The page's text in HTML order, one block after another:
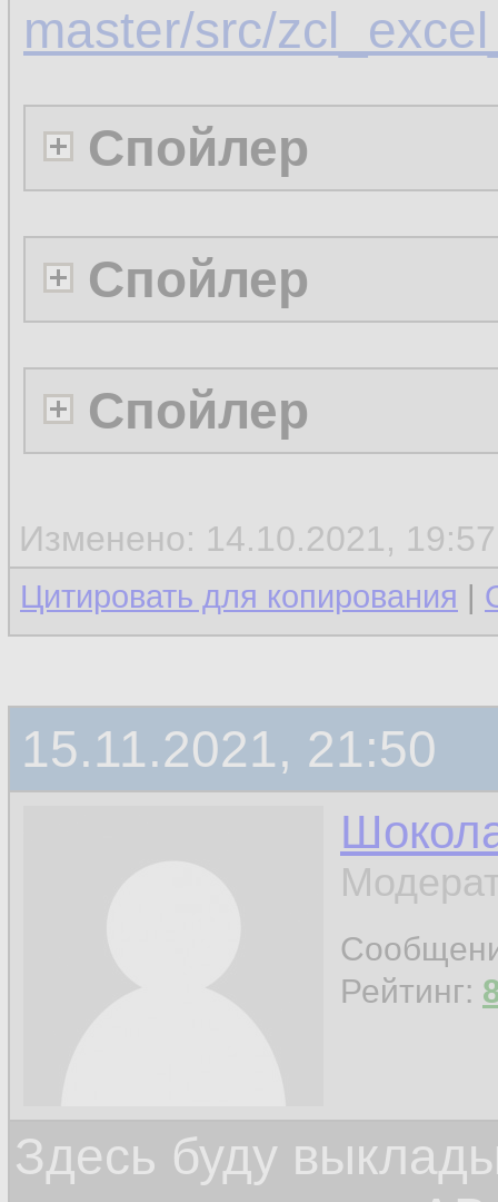
master/src/
Спойлер
Спойлер
Спойлер
Изменено: 14.10.2021,
Цитировать для копирования |
15.11.2021, 21:50
Рейтинг:
Здесь буду